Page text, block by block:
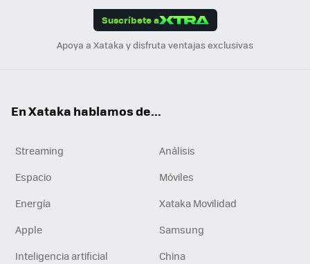
Suscríbete a
Apoya a Xataka y disfruta ventajas exclusivas
En Xataka hablamos de...
Streaming
Análisis
Espacio
Móviles
Energía
Xataka Movilidad
Apple
Samsung
Inteligencia artificial
China